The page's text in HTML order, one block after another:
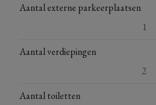
Aantal externe parkeerplaatsen
1
Aantal verdiepingen
2
Aantal toiletten